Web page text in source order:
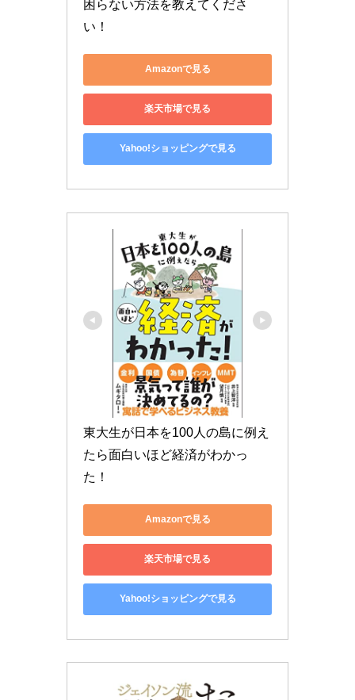
困らない方法を教えてくださ
い！
Amazonで見る
楽天市場で見る
Yahoo!ショッピングで見る
東大生が日本を100人の島に例え
たら面白いほど経済がわかっ
た！
Amazonで見る
楽天市場で見る
Yahoo!ショッピングで見る